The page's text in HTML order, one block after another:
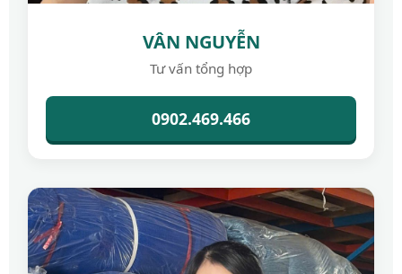
VÂN NGUYỄN
Tư vấn tổng hợp
0902.469.466